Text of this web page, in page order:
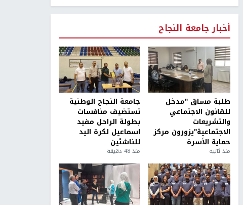
أخبار جامعة النجاح
طلبة مساق "مدخل
للقانون الاجتماعي
والتشريعات
الاجتماعية"يزورون مركز
حماية الأسرة
منذ ثانية
جامعة النجاح الوطنية
تستضيف منافسات
بطولة الراحل مفيد
اسماعيل لكرة اليد
للناشئين
منذ 48 دقيقة